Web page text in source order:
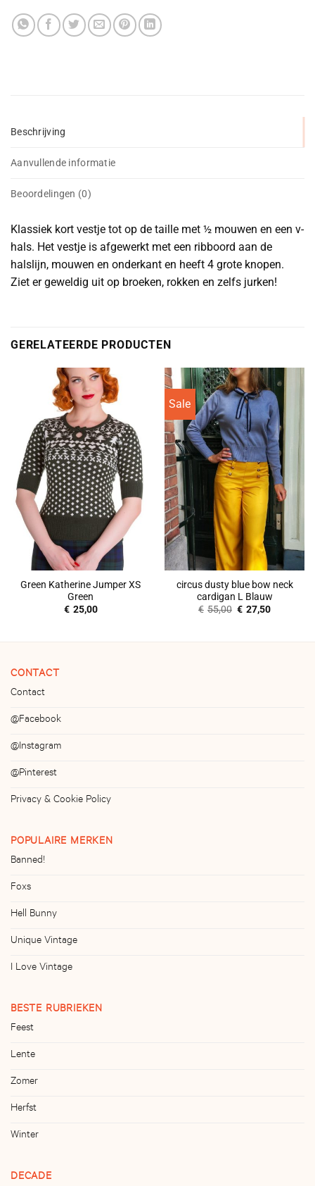
Beschrijving
Aanvullende informatie
Beoordelingen (0)
Klassiek kort vestje tot op de taille met ½ mouwen en een v-
hals. Het vestje is afgewerkt met een ribboord aan de
halslijn, mouwen en onderkant en heeft 4 grote knopen.
Ziet er geweldig uit op broeken, rokken en zelfs jurken!
GERELATEERDE PRODUCTEN
Green Katherine Jumper XS
Green
€ 25,00
Sale
circus dusty blue bow neck
cardigan L Blauw
€ 55,00 Oorspronkelijke
€ 27,50Huidige
CONTACT
Contact
@Facebook
@Instagram
@Pinterest
Privacy & Cookie Policy
POPULAIRE MERKEN
Banned!
Foxs
Hell Bunny
Unique Vintage
I Love Vintage
BESTE RUBRIEKEN
Feest
Lente
Zomer
Herfst
Winter
DECADE